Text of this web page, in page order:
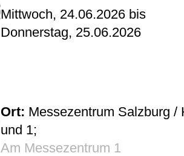
Mittwoch, 24.06.2026 bis
Donnerstag, 25.06.2026
Ort: Messezentrum Salzburg /
und 1;
Am Messezentrum 1